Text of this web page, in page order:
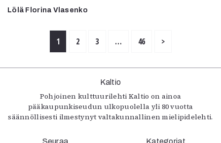
Lölä Florina Vlasenko
1 2 3 … 46 >
Kaltio
Pohjoinen kulttuurilehti Kaltio on ainoa
pääkaupunkiseudun ulkopuolella yli 80 vuotta
säännöllisesti ilmestynyt valtakunnallinen mielipidelehti.
Seuraa Kategoriat